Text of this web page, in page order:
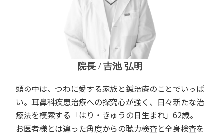
院長 / 吉池 弘明
頭の中は、つねに愛する家族と鍼治療のことでいっぱ
い。耳鼻科疾患治療への探究心が強く、日々新たな治
療法を模索する「はり・きゅうの日生まれ」62歳。
お医者様とは違った角度からの聴力検査と全身検査を